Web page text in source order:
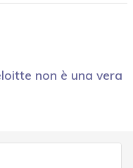
non è una vera